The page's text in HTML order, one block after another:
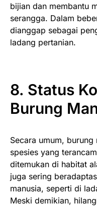
bijian dan membantu
serangga. Dalam
dianggap sebagai
ladang pertanian.
8. Status
Burung
Secara umum,
spesies yang
ditemukan di habitat
juga sering
manusia, seperti di
Meski demikian,